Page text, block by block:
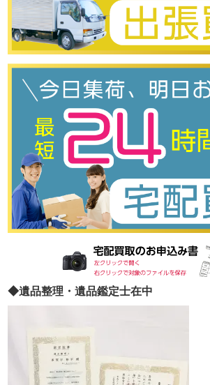
◆遺品整理・遺品鑑定士在中